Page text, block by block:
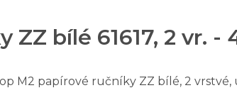
ZZ bílé 61617, 2 vr. -
M2 papírové ručníky ZZ bílé, 2